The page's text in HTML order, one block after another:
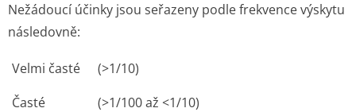
Nežádoucí účinky jsou seřazeny podle frekvence výskytu
následovně:
Velmi časté
Časté
(>1/10)
(>1/100 až <1/10)